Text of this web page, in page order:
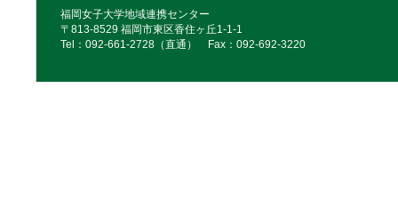
福岡女子大学地域連携センター
〒813-8529 福岡市東区香住ヶ丘1-1-1
Tel：092‐661‐2728（直通） Fax：092‐692‐3220